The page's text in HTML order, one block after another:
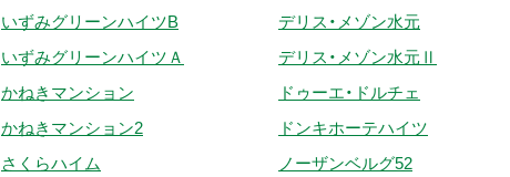
いずみグリーンハイツB
いずみグリーンハイツＡ
かねきマンション
かねきマンション2
さくらハイム
デリス・メゾン水元
デリス・メゾン水元Ⅱ
ドゥーエ・ドルチェ
ドンキホーテハイツ
ノーザンベルグ52